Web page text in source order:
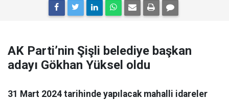
AK Parti’nin Şişli belediye başkan
adayı Gökhan Yüksel oldu
31 Mart 2024 tarihinde yapılacak mahalli idareler